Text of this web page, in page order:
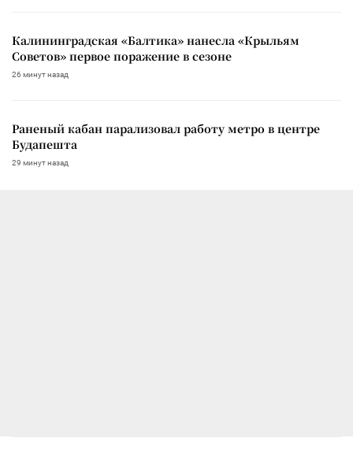
Калининградская «Балтика» нанесла «Крыльям
Советов» первое поражение в сезоне
26 минут назад
Раненый кабан парализовал работу метро в центре
Будапешта
29 минут назад